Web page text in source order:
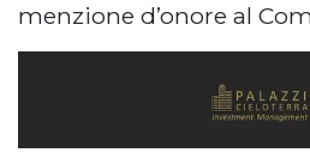
menzione d’onore al